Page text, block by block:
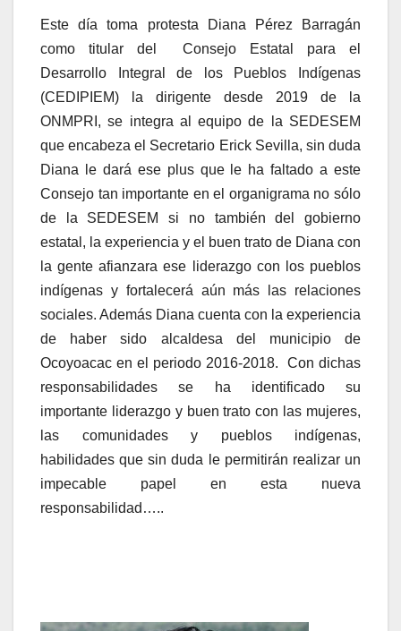
Este día toma protesta Diana Pérez Barragán
como titular del Consejo Estatal para el
Desarrollo Integral de los Pueblos Indígenas
(CEDIPIEM) la dirigente desde 2019 de la
ONMPRI, se integra al equipo de la SEDESEM
que encabeza el Secretario Erick Sevilla, sin duda
Diana le dará ese plus que le ha faltado a este
Consejo tan importante en el organigrama no sólo
de la SEDESEM si no también del gobierno
estatal, la experiencia y el buen trato de Diana con
la gente afianzara ese liderazgo con los pueblos
indígenas y fortalecerá aún más las relaciones
sociales. Además Diana cuenta con la experiencia
de haber sido alcaldesa del municipio de
Ocoyoacac en el periodo 2016-2018. Con dichas
responsabilidades se ha identificado su
importante liderazgo y buen trato con las mujeres,
las comunidades y pueblos indígenas,
habilidades que sin duda le permitirán realizar un
impecable papel en esta nueva
responsabilidad…..